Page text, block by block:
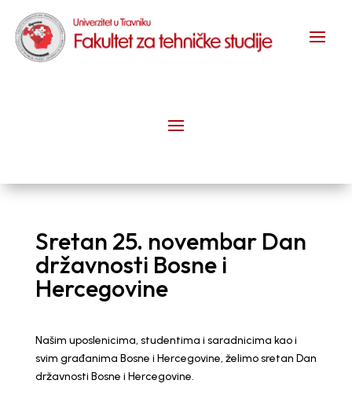
Sretan 25. novembar Dan
državnosti Bosne i
Hercegovine
Našim uposlenicima, studentima i saradnicima kao i
svim građanima Bosne i Hercegovine, želimo sretan Dan
državnosti Bosne i Hercegovine.